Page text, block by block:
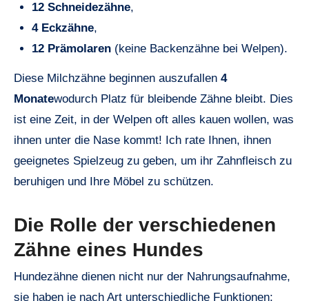
12 Schneidezähne,
4 Eckzähne,
12 Prämolaren(keine Backenzähne bei Welpen).
Diese Milchzähne beginnen auszufallen 4
Monatewodurch Platz für bleibende Zähne bleibt. Dies
ist eine Zeit, in der Welpen oft alles kauen wollen, was
ihnen unter die Nase kommt! Ich rate Ihnen, ihnen
geeignetes Spielzeug zu geben, um ihr Zahnfleisch zu
beruhigen und Ihre Möbel zu schützen.
Die Rolle der verschiedenen
Zähne eines Hundes
Hundezähne dienen nicht nur der Nahrungsaufnahme,
sie haben je nach Art unterschiedliche Funktionen: